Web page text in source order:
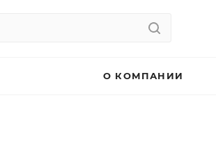
О КОМПАНИИ